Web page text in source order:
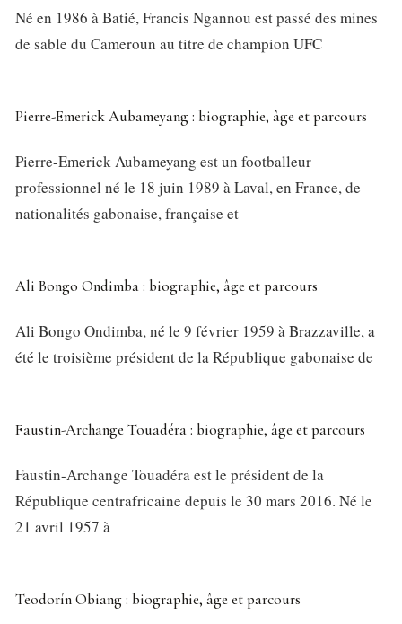
Né en 1986 à Batié, Francis Ngannou est passé des mines
de sable du Cameroun au titre de champion UFC
Pierre-Emerick Aubameyang : biographie, âge et parcours
Pierre-Emerick Aubameyang est un footballeur
professionnel né le 18 juin 1989 à Laval, en France, de
nationalités gabonaise, française et
Ali Bongo Ondimba : biographie, âge et parcours
Ali Bongo Ondimba, né le 9 février 1959 à Brazzaville, a
été le troisième président de la République gabonaise de
Faustin-Archange Touadéra : biographie, âge et parcours
Faustin-Archange Touadéra est le président de la
République centrafricaine depuis le 30 mars 2016. Né le
21 avril 1957 à
Teodorín Obiang : biographie, âge et parcours